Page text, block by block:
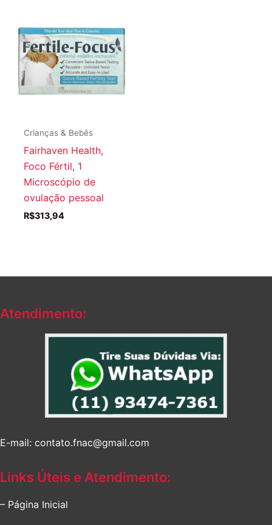
Crianças & Bebês
Fairhaven Health,
Foco Fértil, 1
Microscópio de
ovulação pessoal
R$313,94
Atendimento:
E-mail: contato.fnac@gmail.com
Links Úteis e Atendimento:
– Página Inicial